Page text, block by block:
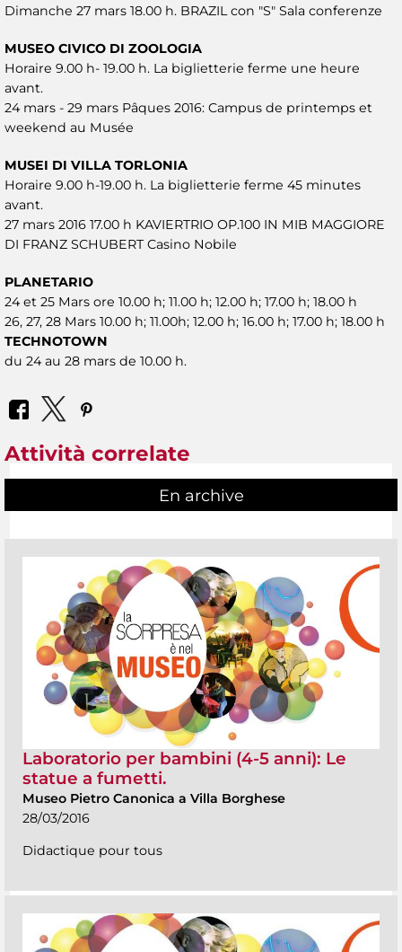
Dimanche 27 mars 18.00 h. BRAZIL con "S" Sala conferenze
MUSEO CIVICO DI ZOOLOGIA
Horaire 9.00 h- 19.00 h. La biglietterie ferme une heure
avant.
24 mars - 29 mars Pâques 2016: Campus de printemps et
weekend au Musée
MUSEI DI VILLA TORLONIA
Horaire 9.00 h-19.00 h. La biglietterie ferme 45 minutes
avant.
27 mars 2016 17.00 h KAVIERTRIO OP.100 IN MIB MAGGIORE
DI FRANZ SCHUBERT Casino Nobile
PLANETARIO
24 et 25 Mars ore 10.00 h; 11.00 h; 12.00 h; 17.00 h; 18.00 h
26, 27, 28 Mars 10.00 h; 11.00h; 12.00 h; 16.00 h; 17.00 h; 18.00 h
TECHNOTOWN
du 24 au 28 mars de 10.00 h.
Attività correlate
En archive
Laboratorio per bambini (4-5 anni): Le
statue a fumetti.
Museo Pietro Canonica a Villa Borghese
28/03/2016
Didactique pour tous